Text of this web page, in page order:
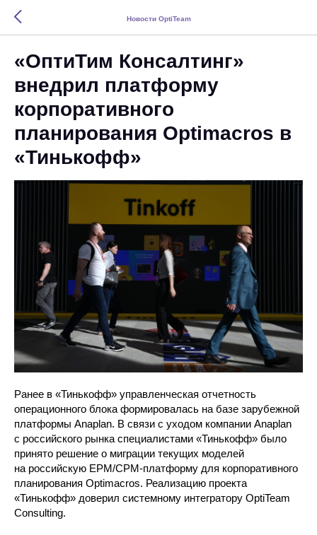
Новости OptiTeam
«ОптиТим Консалтинг»
внедрил платформу
корпоративного
планирования Optimacros в
«Тинькофф»
Ранее в «Тинькофф» управленческая отчетность
операционного блока формировалась на базе зарубежной
платформы Anaplan. В связи с уходом компании Anaplan
с российского рынка специалистами «Тинькофф» было
принято решение о миграции текущих моделей
на российскую EPM/CPM-платформу для корпоративного
планирования Optimacros. Реализацию проекта
«Тинькофф» доверил системному интегратору OptiTeam
Consulting.